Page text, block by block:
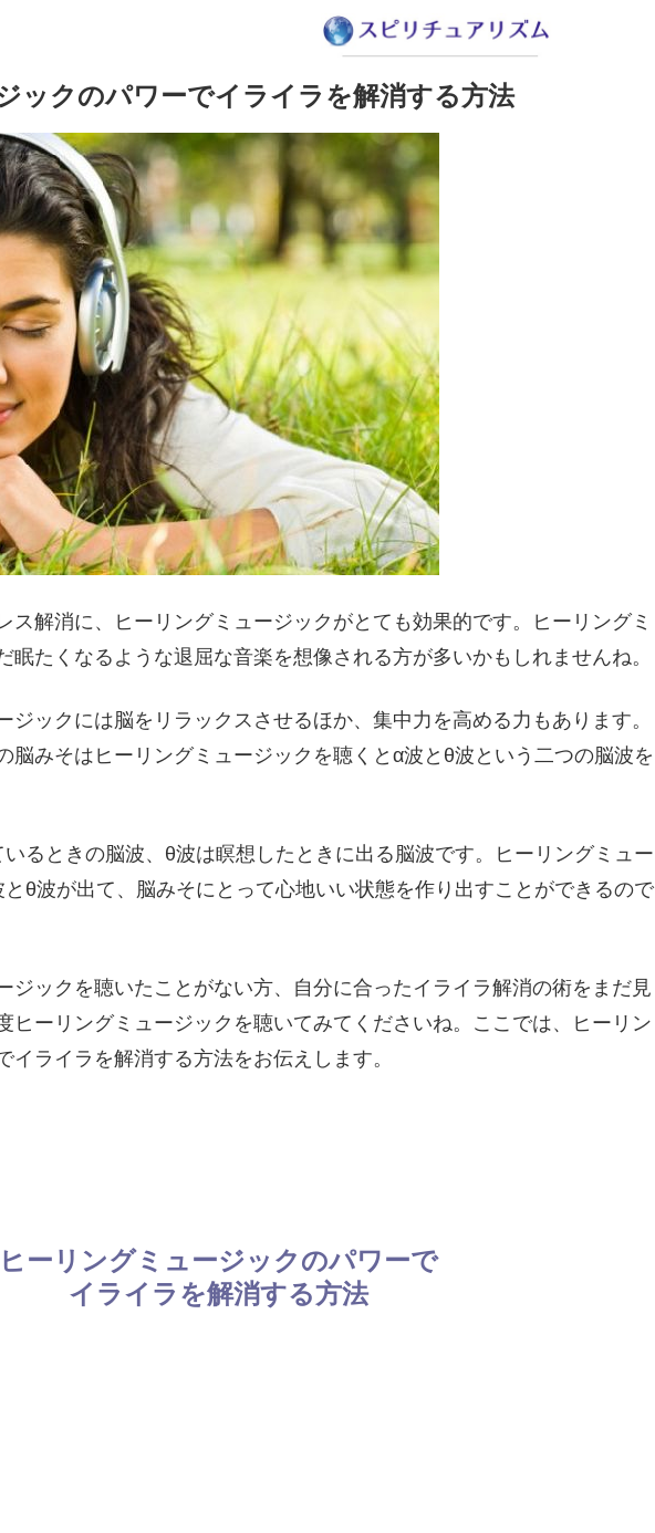
ックのパワーでイライラを解消する方法
ス解消に、ヒーリングミュージックがとても効果的です。ヒーリングミ
眠たくなるような退屈な音楽を想像される方が多いかもしれませんね。
ジックには脳をリラックスさせるほか、集中力を高める力もあります。
脳みそはヒーリングミュージックを聴くとα波とθ波という二つの脳波を
るときの脳波、θ波は瞑想したときに出る脳波です。ヒーリングミュー
θ波が出て、脳みそにとって心地いい状態を作り出すことができるので
ジックを聴いたことがない方、自分に合ったイライラ解消の術をまだ見
ヒーリングミュージックを聴いてみてくださいね。ここでは、ヒーリン
イライラを解消する方法をお伝えします。
ヒーリングミュージックのパワーで
イライラを解消する方法